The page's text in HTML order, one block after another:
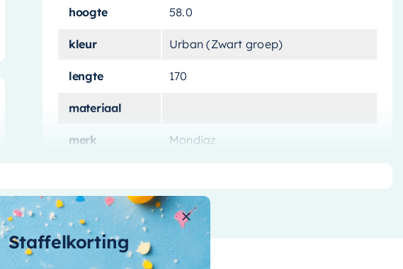
hoogte 58.0
kleur Urban (Zwart groep)
lengte 170
materiaal
merk Mondiaz
aantal-liters 201 L
aantal-personen
Staffelkorting